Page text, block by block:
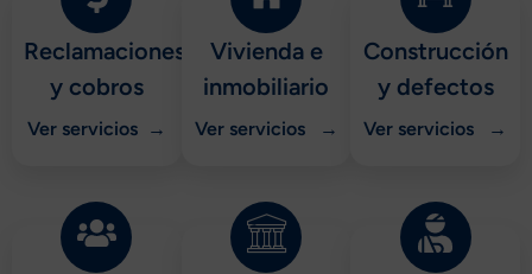
Reclamaciones
y cobros
Ver servicios →
Vivienda e
inmobiliario
Ver servicios →
Construcción
y defectos
Ver servicios →